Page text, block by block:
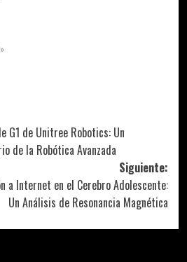
G1 de Unitree Robotics: Un
de la Robótica Avanzada
Siguiente:
a Internet en el Cerebro Adolescente:
Un Análisis de Resonancia Magnética